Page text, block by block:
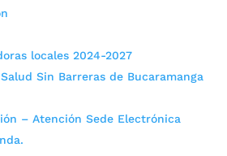
locales 2024-2027
Sin Barreras de Bucaramanga
– Atención Sede Electrónica
con los Pagos por Servicios
su segundo y primer pago,